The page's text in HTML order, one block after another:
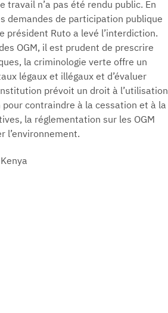
n’a pas été rendu public. En
demandes de participation publique
président Ruto a levé l’interdiction.
OGM, il est prudent de prescrire
la criminologie verte offre un
légaux et illégaux et d’évaluer
prévoit un droit à l’utilisation
contraindre à la cessation et à la
la réglementation sur les OGM
l’environnement.